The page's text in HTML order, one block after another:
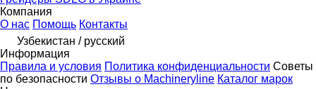
Компания
О нас Помощь Контакты
Узбекистан / русский
Информация
Правила и условия Политика конфиденциальности Советы
по безопасности Отзывы о Machineryline Каталог марок